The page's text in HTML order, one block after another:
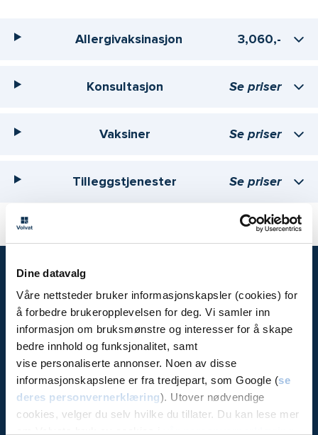
Dine datavalg
Våre nettsteder bruker informasjonskapsler (cookies) for
å forbedre brukeropplevelsen for deg. Vi samler inn
informasjon om bruksmønstre og interesser for å skape
bedre innhold og funksjonalitet, samt
vise personaliserte annonser. Noen av disse
informasjonskapslene er fra tredjepart, som Google (se
deres personvernerklæring). Utover nødvendige
cookies, velger du selv hvilke du tillater. Du kan lese mer
Allergivaksinasjon 3,060,-
Konsultasjon Se priser
Vaksiner Se priser
Tilleggstjenester Se priser
Volvat
Priser
Bli medlem
Avbestille / se time
Aktuelt (artikler)
Bedrift